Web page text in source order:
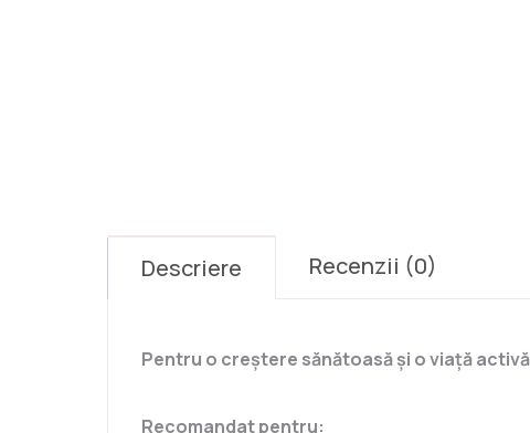
Descriere Recenzii (0)
Pentru o creștere sănătoasă și o viață
Recomandat pentru: